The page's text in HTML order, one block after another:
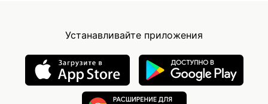
Устанавливайте приложения